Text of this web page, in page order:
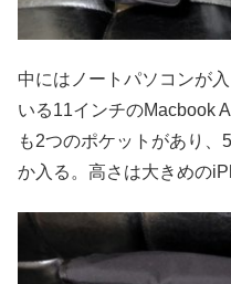
中にはノートパソコンが
いる11インチのMacbook
も2つのポケットがあり、
か入る。高さは大きめの